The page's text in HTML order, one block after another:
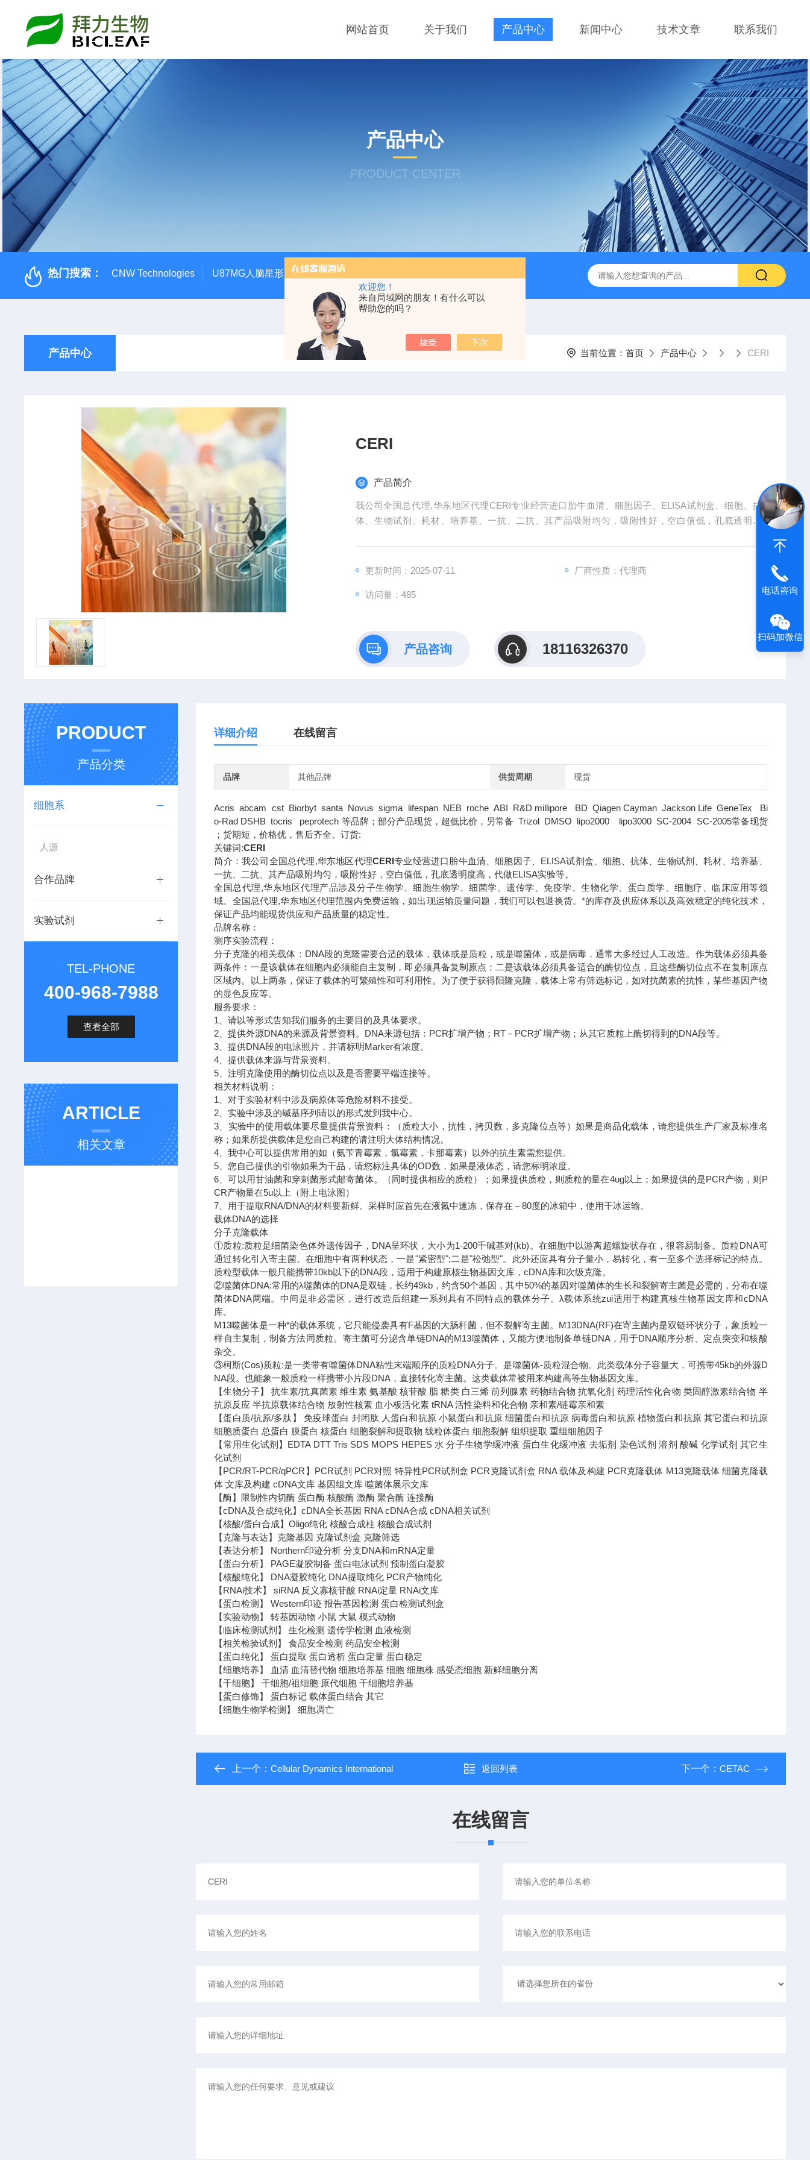
欢迎您！
来自局域网的朋友！有什么可以
帮助您的吗？
网站首页 关于我们 产品中心 新闻中心 技术文章 联系我们
产品中心
PRODUCT CENTER
热门搜索： CNW Technologies U87MG人脑星形胶质母细胞瘤（U87-MG） vero细胞vero细胞 大鼠肠微血管内皮细胞
产品中心 当前位置： 首页 产品中心 CERI
CERI
产品简介
我公司全国总代理,华东地区代理CERI专业经营进口胎牛血清、细胞因子、ELISA试剂盒、细胞、抗
体、生物试剂、耗材、培养基、一抗、二抗、其产品吸附均匀，吸附性好，空白值低，孔底透明度
更新时间：2025-07-11 厂商性质：代理商
访问量：485
产品咨询 18116326370
PRODUCT
产品分类
细胞系
人源
合作品牌
实验试剂
TEL-PHONE
400-968-7988
查看全部
ARTICLE
相关文章
详细介绍 在线留言
品牌 其他品牌 供货周期 现货
Acris abcam cst Biorbyt santa Novus sigma lifespan NEB roche ABI R&D millipore BD Qiagen Cayman Jackson Life GeneTex Bi
o-Rad DSHB tocris peprotech 等品牌；部分产品现货，超低比价，另常备 Trizol DMSO lipo2000 lipo3000 SC-2004 SC-2005常备现货
；货期短，价格优，售后齐全。订货:
关键词:CERI
简介：我公司全国总代理,华东地区代理CERI专业经营进口胎牛血清、细胞因子、ELISA试剂盒、细胞、抗体、生物试剂、耗材、培养基、
一抗、二抗、其产品吸附均匀，吸附性好，空白值低，孔底透明度高，代做ELISA实验等。
全国总代理,华东地区代理产品涉及分子生物学、细胞生物学、细菌学、遗传学、免疫学、生物化学、蛋白质学、细胞疗、临床应用等领
域。全国总代理,华东地区代理范围内免费运输，如出现运输质量问题，我们可以包退换货。 *的库存及供应体系以及高效稳定的纯化技术，
保证产品均能现货供应和产品质量的稳定性。
品牌名称：
测序实验流程：
分子克隆的相关载体：DNA段的克隆需要合适的载体，载体或是质粒，或是噬菌体，或是病毒，通常大多经过人工改造。作为载体必须具备
两条件：一是该载体在细胞内必须能自主复制，即必须具备复制原点；二是该载体必须具备适合的酶切位点，且这些酶切位点不在复制原点
区域内。以上两条，保证了载体的可繁殖性和可利用性。为了便于获得阳隆克隆，载体上常有筛选标记，如对抗菌素的抗性，某些基因产物
的显色反应等。
服务要求：
1、请以等形式告知我们服务的主要目的及具体要求。
2、提供外源DNA的来源及背景资料。DNA来源包括：PCR扩增产物；RT－PCR扩增产物；从其它质粒上酶切得到的DNA段等。
3、提供DNA段的电泳照片，并请标明Marker有浓度。
4、提供载体来源与背景资料。
5、注明克隆使用的酶切位点以及是否需要平端连接等。
相关材料说明：
1、对于实验材料中涉及病原体等危险材料不接受。
2、实验中涉及的碱基序列请以的形式发到我中心。
3、实验中的使用载体要尽量提供背景资料：（质粒大小，抗性，拷贝数，多克隆位点等）如果是商品化载体，请您提供生产厂家及标准名
称；如果所提供载体是您自己构建的请注明大体结构情况。
4、我中心可以提供常用的如（氨苄青霉素，氯霉素，卡那霉素）以外的抗生素需您提供。
5、您自己提供的引物如果为干品，请您标注具体的OD数，如果是液体态，请您标明浓度。
6、可以用甘油菌和穿刺菌形式邮寄菌体。（同时提供相应的质粒）；如果提供质粒，则质粒的量在4ug以上；如果提供的是PCR产物，则P
CR产物量在5u以上（附上电泳图）
7、用于提取RNA/DNA的材料要新鲜。采样时应首先在液氮中速冻，保存在－80度的冰箱中，使用干冰运输。
载体DNA的选择
分子克隆载体
①质粒:质粒是细菌染色体外遗传因子，DNA呈环状，大小为1-200千碱基对(kb)。在细胞中以游离超螺旋状存在，很容易制备。质粒DNA可
通过转化引入寄主菌。在细胞中有两种状态，一是"紧密型";二是"松弛型"。此外还应具有分子量小，易转化，有一至多个选择标记的特点。
质粒型载体一般只能携带10kb以下的DNA段，适用于构建原核生物基因文库，cDNA库和次级克隆。
②噬菌体DNA:常用的λ噬菌体的DNA是双链，长约49kb，约含50个基因，其中50%的基因对噬菌体的生长和裂解寄主菌是必需的，分布在噬
菌体DNA两端。中间是非必需区，进行改造后组建一系列具有不同特点的载体分子。λ载体系统zui适用于构建真核生物基因文库和cDNA
库。
M13噬菌体是一种*的载体系统，它只能侵袭具有F基因的大肠杆菌，但不裂解寄主菌。M13DNA(RF)在寄主菌内是双链环状分子，象质粒一
样自主复制，制备方法同质粒。寄主菌可分泌含单链DNA的M13噬菌体，又能方便地制备单链DNA，用于DNA顺序分析、定点突变和核酸
杂交。
③柯斯(Cos)质粒:是一类带有噬菌体DNA粘性末端顺序的质粒DNA分子。是噬菌体-质粒混合物。此类载体分子容量大，可携带45kb的外源D
NA段。也能象一般质粒一样携带小片段DNA，直接转化寄主菌。这类载体常被用来构建高等生物基因文库。
【生物分子】 抗生素/抗真菌素 维生素 氨基酸 核苷酸 脂 糖类 白三烯 前列腺素 药物结合物 抗氧化剂 药理活性化合物 类固醇激素结合物 半
抗原反应 半抗原载体结合物 放射性核素 血小板活化素 tRNA 活性染料和化合物 亲和素/链霉亲和素
【蛋白质/抗原/多肽】 免疫球蛋白 封闭肽 人蛋白和抗原 小鼠蛋白和抗原 细菌蛋白和抗原 病毒蛋白和抗原 植物蛋白和抗原 其它蛋白和抗原
细胞质蛋白 总蛋白 膜蛋白 核蛋白 细胞裂解和提取物 线粒体蛋白 细胞裂解 组织提取 重组细胞因子
【常用生化试剂】EDTA DTT Tris SDS MOPS HEPES 水 分子生物学缓冲液 蛋白生化缓冲液 去垢剂 染色试剂 溶剂 酸碱 化学试剂 其它生
化试剂
【PCR/RT-PCR/qPCR】PCR试剂 PCR对照 特异性PCR试剂盒 PCR克隆试剂盒 RNA 载体及构建 PCR克隆载体 M13克隆载体 细菌克隆载
体 文库及构建 cDNA文库 基因组文库 噬菌体展示文库
【酶】限制性内切酶 蛋白酶 核酸酶 激酶 聚合酶 连接酶
【cDNA及合成纯化】cDNA全长基因 RNA cDNA合成 cDNA相关试剂
【核酸/蛋白合成】Oligo纯化 核酸合成柱 核酸合成试剂
【克隆与表达】克隆基因 克隆试剂盒 克隆筛选
【表达分析】 Northern印迹分析 分支DNA和mRNA定量
【蛋白分析】 PAGE凝胶制备 蛋白电泳试剂 预制蛋白凝胶
【核酸纯化】 DNA凝胶纯化 DNA提取纯化 PCR产物纯化
【RNAi技术】 siRNA 反义寡核苷酸 RNAi定量 RNAi文库
【蛋白检测】 Western印迹 报告基因检测 蛋白检测试剂盒
【实验动物】 转基因动物 小鼠 大鼠 模式动物
【临床检测试剂】 生化检测 遗传学检测 血液检测
【相关检验试剂】 食品安全检测 药品安全检测
【蛋白纯化】 蛋白提取 蛋白透析 蛋白定量 蛋白稳定
【细胞培养】 血清 血清替代物 细胞培养基 细胞 细胞株 感受态细胞 新鲜细胞分离
【干细胞】 干细胞/祖细胞 原代细胞 干细胞培养基
【蛋白修饰】 蛋白标记 载体蛋白结合 其它
【细胞生物学检测】 细胞凋亡
上一个：Cellular Dynamics International 返回列表 下一个： CETAC
在线留言
电话咨询
扫码加微信